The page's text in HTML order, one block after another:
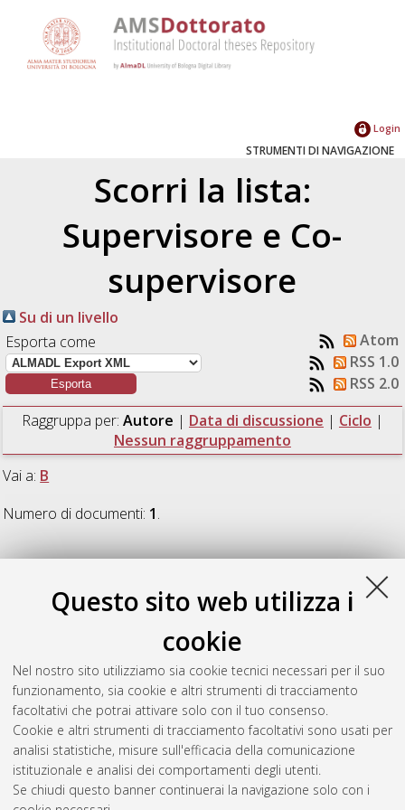
Questo sito web utilizza i
cookie
Nel nostro sito utilizziamo sia cookie tecnici necessari per il suo
funzionamento, sia cookie e altri strumenti di tracciamento
facoltativi che potrai attivare solo con il tuo consenso.
Cookie e altri strumenti di tracciamento facoltativi sono usati per
analisi statistiche, misure sull'efficacia della comunicazione
istituzionale e analisi dei comportamenti degli utenti.
Se chiudi questo banner continuerai la navigazione solo con i
Login
STRUMENTI DI NAVIGAZIONE
Scorri la lista:
Supervisore e Co-
supervisore
Su di un livello
Esporta come
Atom
RSS 1.0
RSS 2.0
Raggruppa per: Autore | Data di discussione | Ciclo |
Nessun raggruppamento
Vai a: B
Numero di documenti: 1.
B
Belleri, Delia (2012) Sottodeterminazione semantica,
, [Dissertation thesis], Alma Mater
Studiorum Università di Bologna. Dottorato di ricerca in
Mente, logica e linguaggio , 24 Ciclo. DOI
10.6092/unibo/amsdottorato/4980.
Questa lista e' stata generata il Thu Aug 6 20:48:17 2026